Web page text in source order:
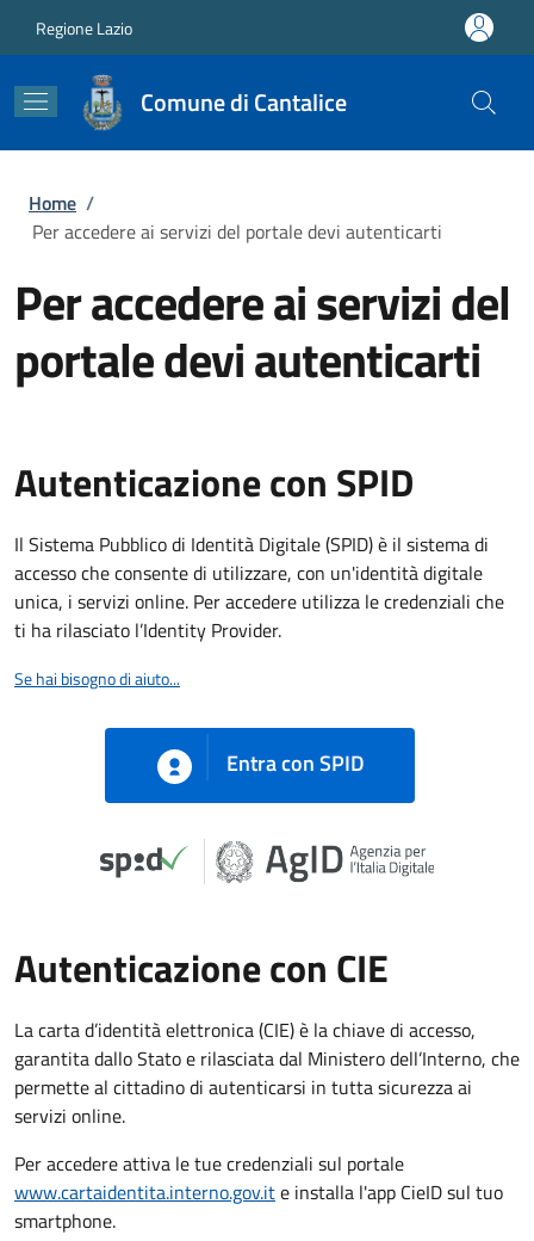
Regione Lazio
Comune di Cantalice
Briciole di pane
Home /
Per accedere ai servizi del portale devi autenticarti
Per accedere ai servizi del
portale devi autenticarti
Autenticazione con SPID
Il Sistema Pubblico di Identità Digitale (SPID) è il sistema di
accesso che consente di utilizzare, con un'identità digitale
unica, i servizi online. Per accedere utilizza le credenziali che
ti ha rilasciato l’Identity Provider.
Se hai bisogno di aiuto...
Entra con SPID
Autenticazione con CIE
La carta d’identità elettronica (CIE) è la chiave di accesso,
garantita dallo Stato e rilasciata dal Ministero dell’Interno, che
permette al cittadino di autenticarsi in tutta sicurezza ai
servizi online.
Per accedere attiva le tue credenziali sul portale
www.cartaidentita.interno.gov.ite installa l'app CieID sul tuo
smartphone.